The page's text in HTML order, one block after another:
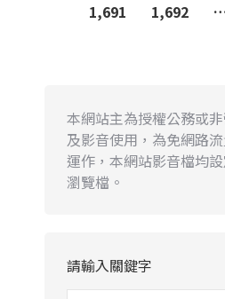
1,691
1,692
本網站主為授權公務或
及影音使用，為免網路
運作，本網站影音檔均
瀏覽檔。
請輸入關鍵字